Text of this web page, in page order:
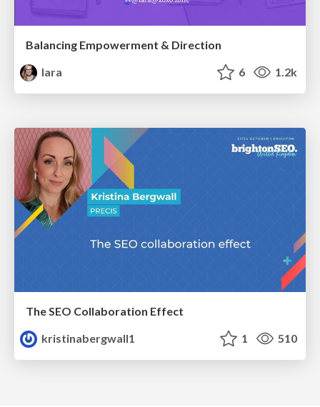
Balancing Empowerment & Direction
lara
6 1.2k
The SEO Collaboration Effect
kristinabergwall1
1 510